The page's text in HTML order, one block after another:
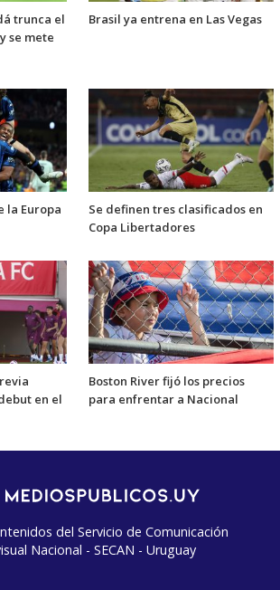
trunca el
se mete
Brasil ya entrena en Las Vegas
la Europa
Se definen tres clasificados en
Copa Libertadores
en el
Boston River fijó los precios
para enfrentar a Nacional
del Servicio de Comunicación
Nacional - SECAN - Uruguay